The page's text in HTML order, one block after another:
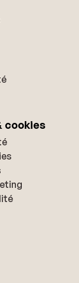
cookies